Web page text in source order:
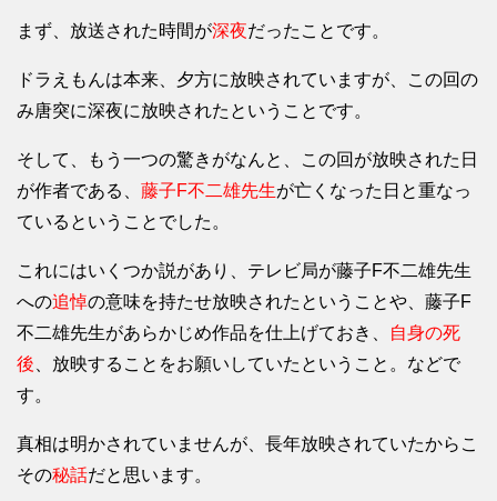
まず、放送された時間が深夜だったことです。
ドラえもんは本来、夕方に放映されていますが、この回の
み唐突に深夜に放映されたということです。
そして、もう一つの驚きがなんと、この回が放映された日
が作者である、 藤子F不二雄先生が亡くなった日と重なっ
ているということでした。
これにはいくつか説があり、テレビ局が藤子F不二雄先生
への追悼の意味を持たせ放映されたということや、藤子F
不二雄先生があらかじめ作品を仕上げておき、
自身の死
後 、放映することをお願いしていたということ。などで
す。
真相は明かされていませんが、長年放映されていたからこ
その秘話だと思います。